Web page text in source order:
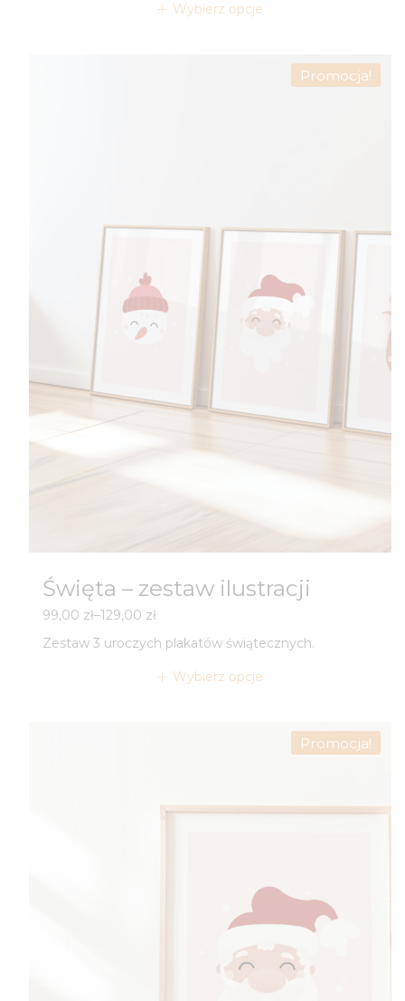
Wybierz opcje
Promocja!
Święta – zestaw ilustracji
99,00 zł–129,00 zł
Zakres
od
Zestaw 3 uroczych plakatów świątecznych.
Wybierz opcje
Promocja!